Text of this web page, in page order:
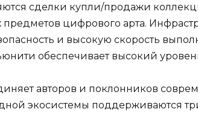
сделки купли/продажи
предметов цифрового арта.
и высокую скорость
обеспечивает высокий
авторов и поклонников
экосистемы поддерживаются